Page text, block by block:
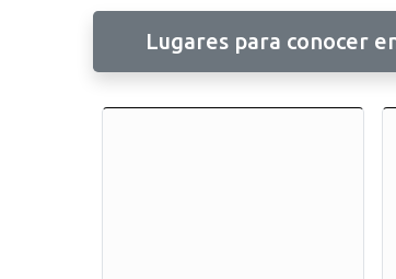
Lugares para conocer